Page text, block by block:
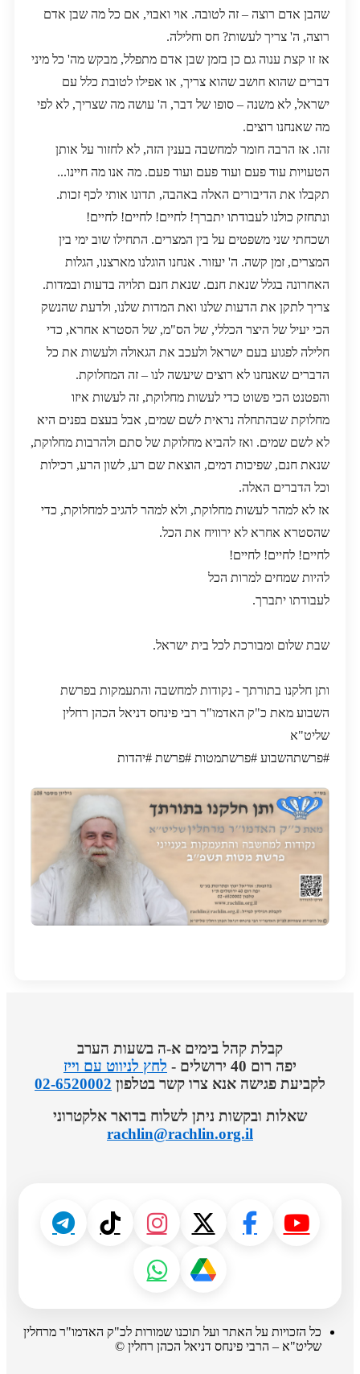
שהבן אדם רוצה – זה לטובה. אוי ואבוי, אם כל מה שבן אדם
רוצה, ה' צריך לעשות? חס וחלילה.
אז זו קצת ענוה גם כן בזמן שבן אדם מתפלל, מבקש מה' כל מיני
דברים שהוא חושב שהוא צריך, או אפילו לטובת כלל עם
ישראל, לא משנה – סופו של דבר, ה' עושה מה שצריך, לא לפי
מה שאנחנו רוצים.
זהו. אז הרבה חומר למחשבה בענין הזה, לא לחזור על אותן
הטעויות עוד פעם ועוד פעם ועוד פעם. מה אנו מה חיינו...
תקבלו את הדיבורים האלה באהבה, תדונו אותי לכף זכות.
ונתחזק כולנו לעבודתו יתברך! לחיים! לחיים! לחיים!
ושכחתי שני משפטים על בין המצרים. התחילו שוב ימי בין
המצרים, זמן קשה. ה' יעזור. אנחנו הוגלנו מארצנו, הגלות
האחרונה בגלל שנאת חנם. שנאת חנם תלויה בדעות ובמדות.
צריך לתקן את הדעות שלנו ואת המדות שלנו, ולדעת שהנשק
הכי יעיל של היצר הכללי, של הס"מ, של הסטרא אחרא, כדי
חלילה לפגוע בעם ישראל ולעכב את הגאולה ולעשות את כל
הדברים שאנחנו לא רוצים שיעשה לנו – זה המחלוקת.
והפטנט הכי פשוט כדי לעשות מחלוקת, זה לעשות איזו
מחלוקת שבהתחלה נראית לשם שמים, אבל בעצם בפנים היא
לא לשם שמים. ואז להביא מחלוקת של סתם ולהרבות מחלוקת,
שנאת חנם, שפיכות דמים, הוצאת שם רע, לשון הרע, רכילות
וכל הדברים האלה.
אז לא למהר לעשות מחלוקת, ולא למהר להגיב למחלוקת, כדי
שהסטרא אחרא לא ירוויח את הכל.
לחיים! לחיים! לחיים!
להיות שמחים למרות הכל
לעבודתו יתברך.
שבת שלום ומבורכת לכל בית ישראל.
ותן חלקנו בתורתך - נקודות למחשבה והתעמקות בפרשת
השבוע מאת כ"ק האדמו"ר רבי פינחס דניאל הכהן רחלין
שליט"א
#פרשתהשבוע #פרשתמטות #פרשת #יהדות
קבלת קהל בימים א-ה בשעות הערב
יפה רום 40 ירושלים -
לחץ לניווט עם וייז
לקביעת פגישה אנא צרו קשר בטלפון 02-6520002
שאלות ובקשות ניתן לשלוח בדואר אלקטרוני
rachlin@rachlin.org.il
כל הזכויות על האתר ועל תוכנו שמורות לכ"ק האדמו"ר מרחלין
שליט"א – הרבי פינחס דניאל הכהן רחלין ©